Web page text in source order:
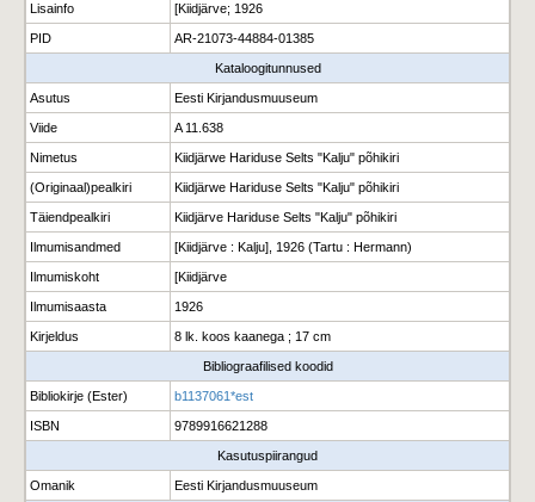
Lisainfo [Kiidjärve; 1926
PID AR-21073-44884-01385
Kataloogitunnused
Asutus Eesti Kirjandusmuuseum
Viide A 11.638
Nimetus Kiidjärwe Hariduse Selts "Kalju" põhikiri
(Originaal)pealkiri Kiidjärwe Hariduse Selts "Kalju" põhikiri
Täiendpealkiri Kiidjärve Hariduse Selts "Kalju" põhikiri
Ilmumisandmed [Kiidjärve : Kalju], 1926 (Tartu : Hermann)
Ilmumiskoht [Kiidjärve
Ilmumisaasta 1926
Kirjeldus 8 lk. koos kaanega ; 17 cm
Bibliograafilised koodid
Bibliokirje (Ester) b1137061*est
ISBN 9789916621288
Kasutuspiirangud
Omanik Eesti Kirjandusmuuseum